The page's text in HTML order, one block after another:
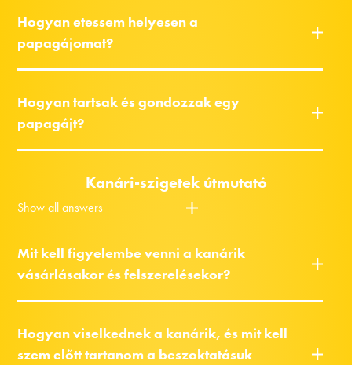
Hogyan etessem helyesen a
papagájomat?
Hogyan tartsak és gondozzak egy
papagájt?
Kanári-szigetek útmutató
Show all answers
Mit kell figyelembe venni a kanárik
vásárlásakor és felszerelésekor?
Hogyan viselkednek a kanárik, és mit kell
szem előtt tartanom a beszoktatásuk